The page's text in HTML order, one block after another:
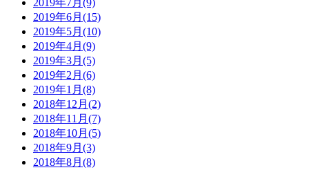
2019年7月(9)
2019年6月(15)
2019年5月(10)
2019年4月(9)
2019年3月(5)
2019年2月(6)
2019年1月(8)
2018年12月(2)
2018年11月(7)
2018年10月(5)
2018年9月(3)
2018年8月(8)